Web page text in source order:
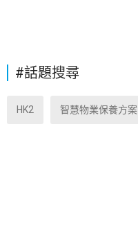
#話題搜尋
HK2 智慧物業保養方案